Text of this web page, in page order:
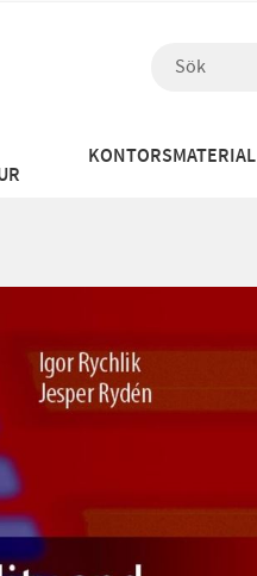
KONTORSMATERIAL